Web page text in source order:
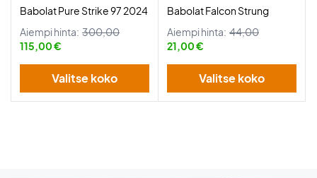
Babolat Pure Strike 97 2024
Aiempi hinta: 300,00
115,00 €
Valitse koko
Babolat Falcon Strung
Aiempi hinta: 44,00
21,00 €
Valitse koko